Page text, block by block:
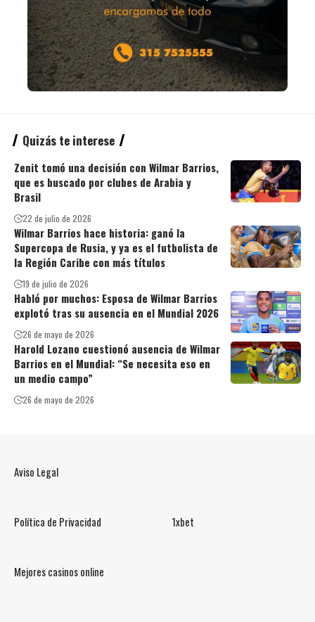
Quizás te interese
Zenit tomó una decisión con Wilmar Barrios,
que es buscado por clubes de Arabia y
Brasil
22 de julio de 2026
Wilmar Barrios hace historia: ganó la
Supercopa de Rusia, y ya es el futbolista de
la Región Caribe con más títulos
19 de julio de 2026
Habló por muchos: Esposa de Wilmar Barrios
explotó tras su ausencia en el Mundial 2026
26 de mayo de 2026
Harold Lozano cuestionó ausencia de Wilmar
Barrios en el Mundial: “Se necesita eso en
un medio campo”
26 de mayo de 2026
Aviso Legal
Política de Privacidad 1xbet
Mejores casinos online